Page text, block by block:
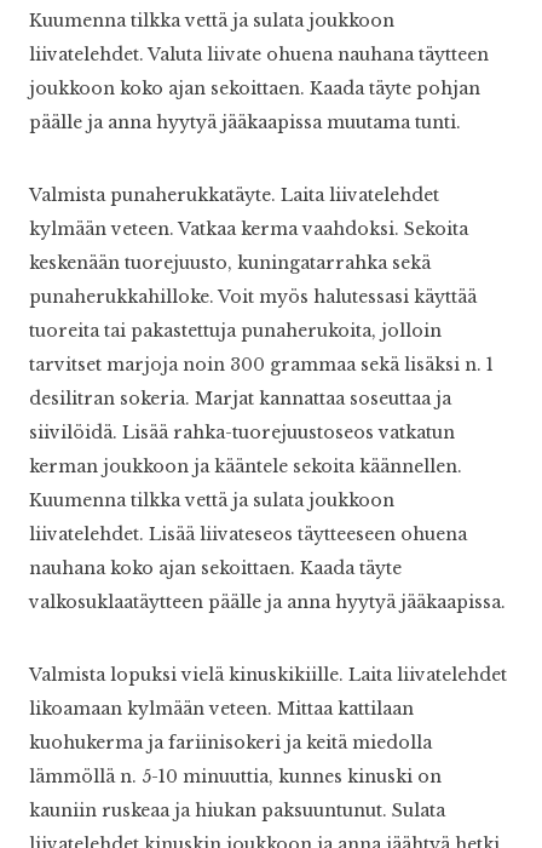
Kuumenna tilkka vettä ja sulata joukkoon
liivatelehdet. Valuta liivate ohuena nauhana täytteen
joukkoon koko ajan sekoittaen. Kaada täyte pohjan
päälle ja anna hyytyä jääkaapissa muutama tunti.
Valmista punaherukkatäyte. Laita liivatelehdet
kylmään veteen. Vatkaa kerma vaahdoksi. Sekoita
keskenään tuorejuusto, kuningatarrahka sekä
punaherukkahilloke. Voit myös halutessasi käyttää
tuoreita tai pakastettuja punaherukoita, jolloin
tarvitset marjoja noin 300 grammaa sekä lisäksi n. 1
desilitran sokeria. Marjat kannattaa soseuttaa ja
siivilöidä. Lisää rahka-tuorejuustoseos vatkatun
kerman joukkoon ja kääntele sekoita käännellen.
Kuumenna tilkka vettä ja sulata joukkoon
liivatelehdet. Lisää liivateseos täytteeseen ohuena
nauhana koko ajan sekoittaen. Kaada täyte
valkosuklaatäytteen päälle ja anna hyytyä jääkaapissa.
Valmista lopuksi vielä kinuskikiille. Laita liivatelehdet
likoamaan kylmään veteen. Mittaa kattilaan
kuohukerma ja fariinisokeri ja keitä miedolla
lämmöllä n. 5-10 minuuttia, kunnes kinuski on
kauniin ruskeaa ja hiukan paksuuntunut. Sulata